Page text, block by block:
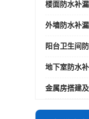
楼面防水补漏
外墙防水补漏
阳台卫生间
地下室防水
金属房搭建